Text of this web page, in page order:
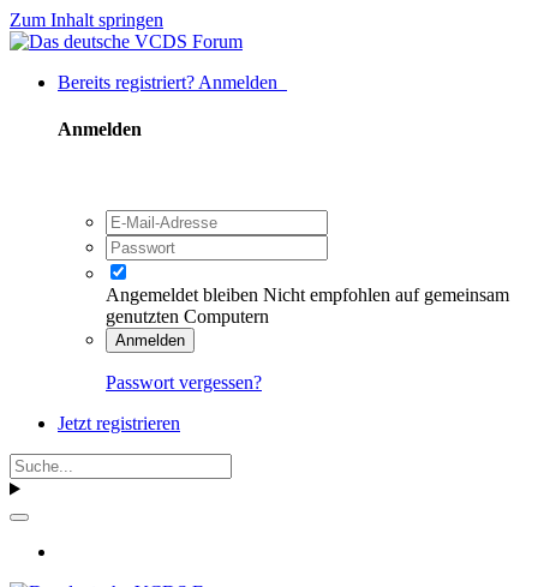
Zum Inhalt springen
Bereits registriert? Anmelden
Anmelden
Angemeldet bleiben Nicht empfohlen auf gemeinsam
genutzten Computern
Anmelden
Passwort vergessen?
Jetzt registrieren